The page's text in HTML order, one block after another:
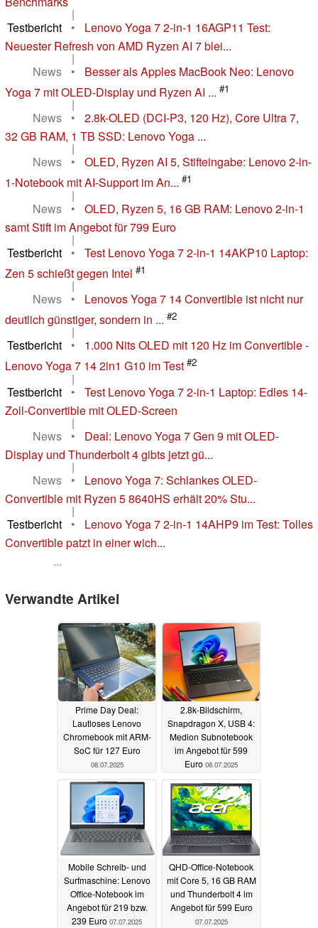
|
Testbericht
•
Lenovo Yoga 7 2-in-1 16AGP11 Test:
Neuester Refresh von AMD Ryzen AI 7 blei...
|
News
•
Besser als Apples MacBook Neo: Lenovo
Yoga 7 mit OLED-Display und Ryzen AI ... #1
|
News
•
2.8k-OLED (DCI-P3, 120 Hz), Core Ultra 7,
32 GB RAM, 1 TB SSD: Lenovo Yoga ...
|
News
•
OLED, Ryzen AI 5, Stifteingabe: Lenovo 2-in-
1-Notebook mit AI-Support im An... #1
|
News
•
OLED, Ryzen 5, 16 GB RAM: Lenovo 2-in-1
samt Stift im Angebot für 799 Euro
|
Testbericht
•
Test Lenovo Yoga 7 2-in-1 14AKP10 Laptop:
Zen 5 schießt gegen Intel #1
|
News
•
Lenovos Yoga 7 14 Convertible ist nicht nur
deutlich günstiger, sondern in ... #2
|
Testbericht
•
1.000 Nits OLED mit 120 Hz im Convertible -
Lenovo Yoga 7 14 2in1 G10 im Test #2
|
Testbericht
•
Test Lenovo Yoga 7 2-in-1 Laptop: Edles 14-
Zoll-Convertible mit OLED-Screen
|
News
•
Deal: Lenovo Yoga 7 Gen 9 mit OLED-
Display und Thunderbolt 4 gibts jetzt gü...
|
News
•
Lenovo Yoga 7: Schlankes OLED-
Convertible mit Ryzen 5 8640HS erhält 20% Stu...
|
Testbericht
•
Lenovo Yoga 7 2-in-1 14AHP9 im Test: Tolles
Convertible patzt in einer wich...
...
Verwandte Artikel
Prime Day Deal:
Lautloses Lenovo
Chromebook mit ARM-
SoC für 127 Euro
08.07.2025
2.8k-Bildschirm,
Snapdragon X, USB 4:
Medion Subnotebook
im Angebot für 599
Euro 08.07.2025
Mobile Schreib- und
Surfmaschine: Lenovo
Office-Notebook im
Angebot für 219 bzw.
239 Euro 07.07.2025
QHD-Office-Notebook
mit Core 5, 16 GB RAM
und Thunderbolt 4 im
Angebot für 599 Euro
07.07.2025